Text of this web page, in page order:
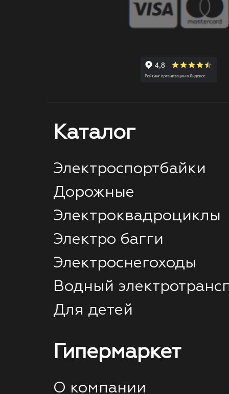
Каталог
Электроспортбайки
Дорожные
Электроквадроциклы
Электро багги
Электроснегоходы
Водный
Для детей
Гипермаркет
О компании